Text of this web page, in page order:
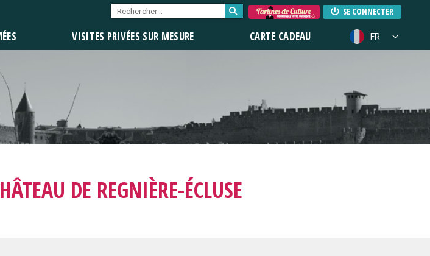
SE CONNECTER
VISITES PRIVÉES SUR MESURE CARTE CADEAU FR
DE REGNIÈRE-ÉCLUSE